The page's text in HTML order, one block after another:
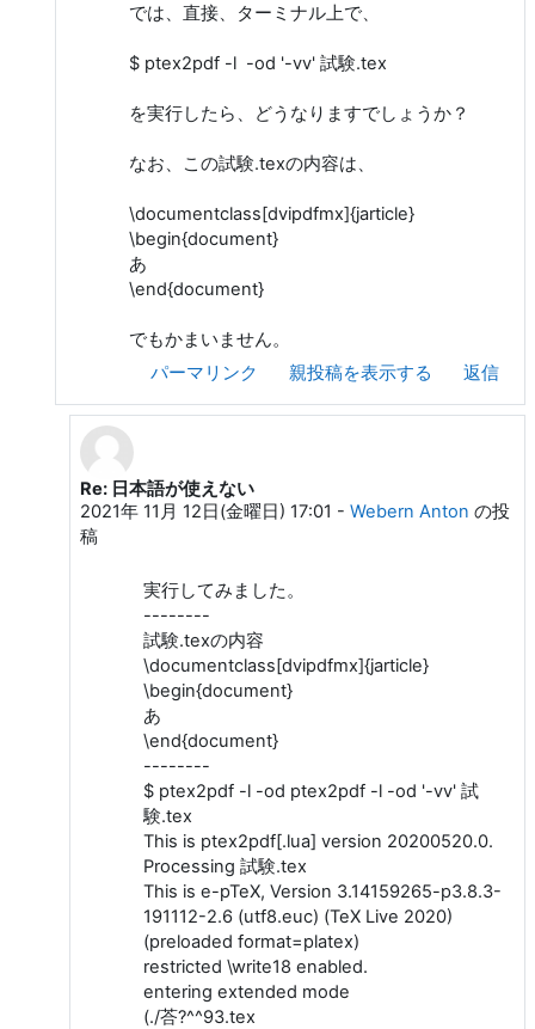
では、直接、ターミナル上で、
$ ptex2pdf -l -od '-vv' 試験.tex
を実行したら、どうなりますでしょうか？
なお、この試験.texの内容は、
\documentclass[dvipdfmx]{jarticle}
\begin{document}
あ
\end{document}
でもかまいません。
パーマリンク
親投稿を表示する 返信
Yamamoto Munehiro "munepi" への返信
Re: 日本語が使えない
2021年 11月 12日(金曜日) 17:01 - Webern Anton の投
稿
実行してみました。
--------
試験.texの内容
\documentclass[dvipdfmx]{jarticle}
\begin{document}
あ
\end{document}
--------
$ ptex2pdf -l -od ptex2pdf -l -od '-vv' 試
験.tex
This is ptex2pdf[.lua] version 20200520.0.
Processing 試験.tex
This is e-pTeX, Version 3.14159265-p3.8.3-
191112-2.6 (utf8.euc) (TeX Live 2020)
(preloaded format=platex)
restricted \write18 enabled.
entering extended mode
(./荅?^^93.tex